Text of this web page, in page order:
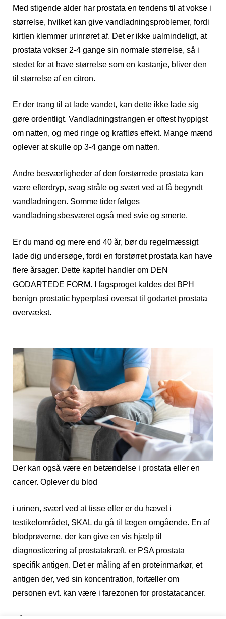
Med stigende alder har prostata en tendens til at vokse i
størrelse, hvilket kan give vandladningsproblemer, fordi
kirtlen klemmer urinrøret af. Det er ikke ualmindeligt, at
prostata vokser 2-4 gange sin normale størrelse, så i
stedet for at have størrelse som en kastanje, bliver den
til størrelse af en citron.
Er der trang til at lade vandet, kan dette ikke lade sig
gøre ordentligt. Vandladningstrangen er oftest hyppigst
om natten, og med ringe og kraftløs effekt. Mange mænd
oplever at skulle op 3-4 gange om natten.
Andre besværligheder af den forstørrede prostata kan
være efterdryp, svag stråle og svært ved at få begyndt
vandladningen. Somme tider følges
vandladningsbesværet også med svie og smerte.
Er du mand og mere end 40 år, bør du regelmæssigt
lade dig undersøge, fordi en forstørret prostata kan have
flere årsager. Dette kapitel handler om DEN
GODARTEDE FORM. I fagsproget kaldes det BPH
benign prostatic hyperplasi oversat til godartet prostata
overvækst.
Der kan også være en betændelse i prostata eller en
cancer. Oplever du blod
i urinen, svært ved at tisse eller er du hævet i
testikelområdet, SKAL du gå til lægen omgående. En af
blodprøverne, der kan give en vis hjælp til
diagnosticering af prostatakræft, er PSA prostata
specifik antigen. Det er måling af en proteinmarkør, et
antigen der, ved sin koncentration, fortæller om
personen evt. kan være i farezonen for prostatacancer.